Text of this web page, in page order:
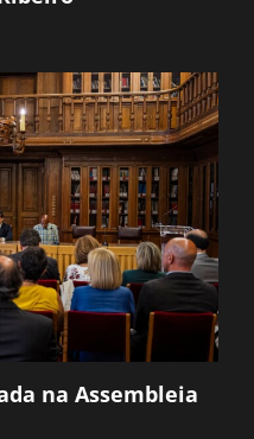
na Assembleia